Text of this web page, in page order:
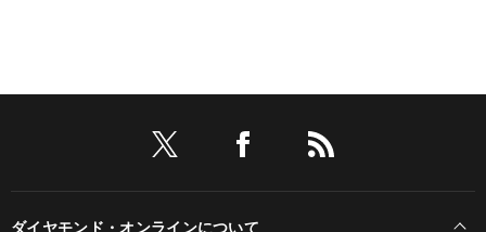
ダイヤモンド・オンラインについて